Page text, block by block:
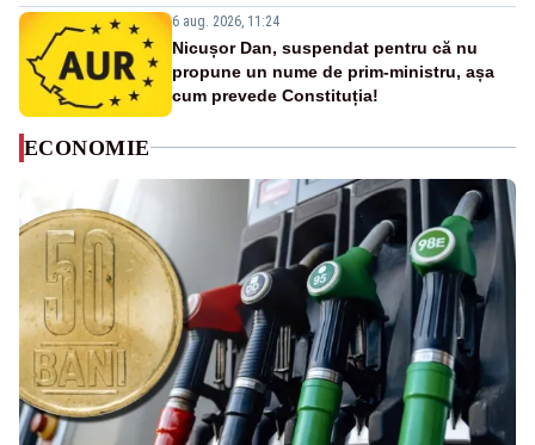
6 aug. 2026, 11:24
Nicușor Dan, suspendat pentru că nu
propune un nume de prim-ministru, așa
cum prevede Constituția!
ECONOMIE